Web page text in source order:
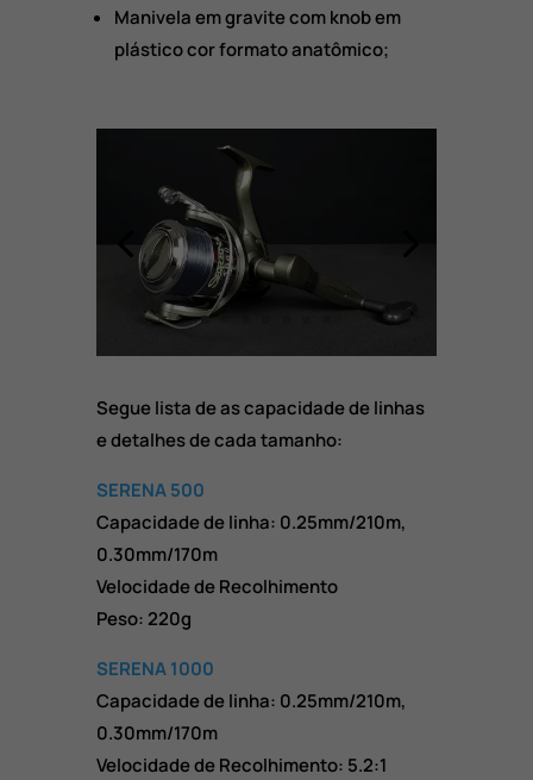
Manivela em gravite com knob em
plástico cor formato anatômico;
Segue lista de as capacidade de linhas
e detalhes de cada tamanho:
SERENA 500
Capacidade de linha: 0.25mm/210m,
0.30mm/170m
Velocidade de Recolhimento
Peso: 220g
SERENA 1000
Capacidade de linha: 0.25mm/210m,
0.30mm/170m
Velocidade de Recolhimento: 5.2:1